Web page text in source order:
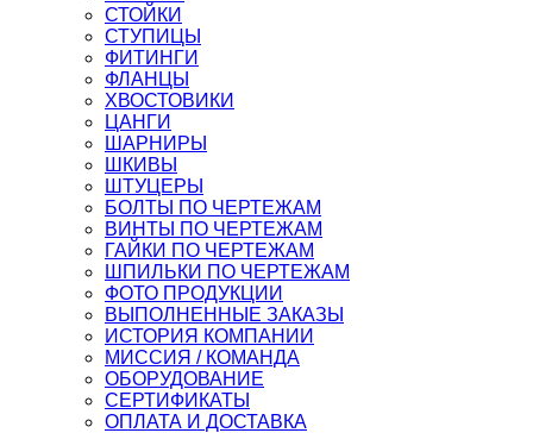
СТОЙКИ
СТУПИЦЫ
ФИТИНГИ
ФЛАНЦЫ
ХВОСТОВИКИ
ЦАНГИ
ШАРНИРЫ
ШКИВЫ
ШТУЦЕРЫ
БОЛТЫ ПО ЧЕРТЕЖАМ
ВИНТЫ ПО ЧЕРТЕЖАМ
ГАЙКИ ПО ЧЕРТЕЖАМ
ШПИЛЬКИ ПО ЧЕРТЕЖАМ
ФОТО ПРОДУКЦИИ
ВЫПОЛНЕННЫЕ ЗАКАЗЫ
ИСТОРИЯ КОМПАНИИ
МИССИЯ / КОМАНДА
ОБОРУДОВАНИЕ
СЕРТИФИКАТЫ
ОПЛАТА И ДОСТАВКА